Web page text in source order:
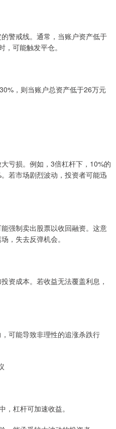
警戒线。通常，当账户资产低于
可能触发平仓。
，则当账户总资产低于26万元
亏损。例如，3倍杠杆下，10%的
若市场剧烈波动，投资者可能迅
强制卖出股票以收回融资。这意
，失去反弹机会。
资成本。若收益无法覆盖利息，
可能导致非理性的追涨杀跌行
，杠杆可加速收益。